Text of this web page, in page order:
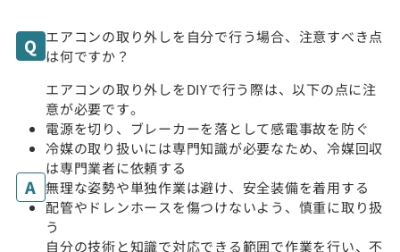
エアコンの取り外しを自分で行う場合、注意すべき点
は何ですか？
エアコンの取り外しをDIYで行う際は、以下の点に注
意が必要です。
電源を切り、ブレーカーを落として感電事故を防ぐ
冷媒の取り扱いには専門知識が必要なため、冷媒回収
は専門業者に依頼する
無理な姿勢や単独作業は避け、安全装備を着用する
配管やドレンホースを傷つけないよう、慎重に取り扱
う
自分の技術と知識で対応できる範囲で作業を行い、不